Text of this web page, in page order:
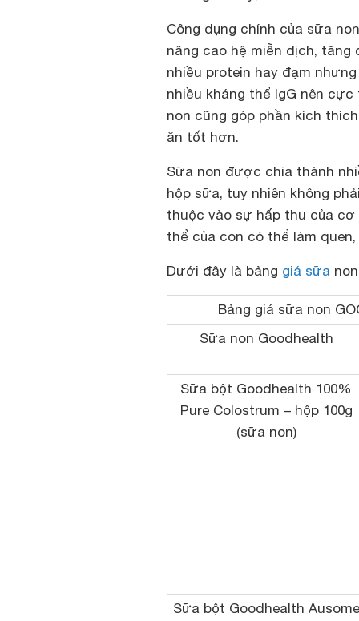
Công dụng chính của sữa
nâng cao hệ miễn dịch,
nhiều protein hay đạm
nhiều kháng thể IgG nên
non cũng góp phần kích
ăn tốt hơn.
Sữa non được chia thành
hộp sữa, tuy nhiên không
thuộc vào sự hấp thu của
thể của con có thể làm
Dưới đây là bảng giá sữa
Bảng giá sữa non
Sữa non Goodhealth
Sữa bột Goodhealth 100%
Pure Colostrum – hộp 100g
(sữa non)
Sữa bột Goodhealth Ausome